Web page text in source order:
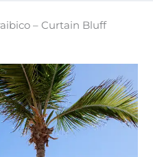
– Curtain Bluff